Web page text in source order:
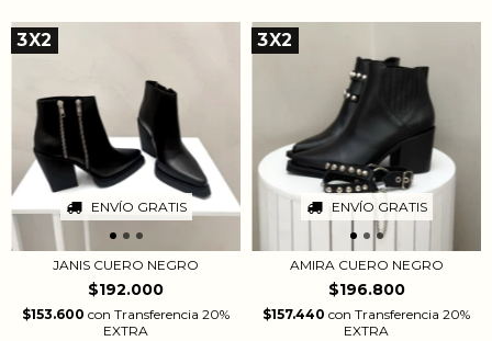
3X2
ENVÍO GRATIS
JANIS CUERO NEGRO
$192.000
$153.600 con Transferencia 20%
EXTRA
3X2
ENVÍO GRATIS
AMIRA CUERO NEGRO
$196.800
$157.440 con Transferencia 20%
EXTRA